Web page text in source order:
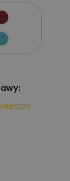
2026